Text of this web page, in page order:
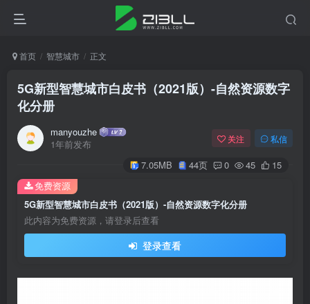
首页 智慧城市 正文
5G新型智慧城市白皮书（2021版）-自然资源数字
化分册
manyouzhe
1年前发布
关注 私信
7.05MB 44页 0 45 15
5G新型智慧城市白皮书（2021版）-自然资源数字化分册
此内容为免费资源，请登录后查看
登录查看
免费资源